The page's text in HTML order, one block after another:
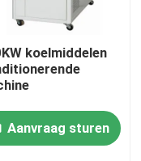
koelmiddelen
Aanvraag sturen